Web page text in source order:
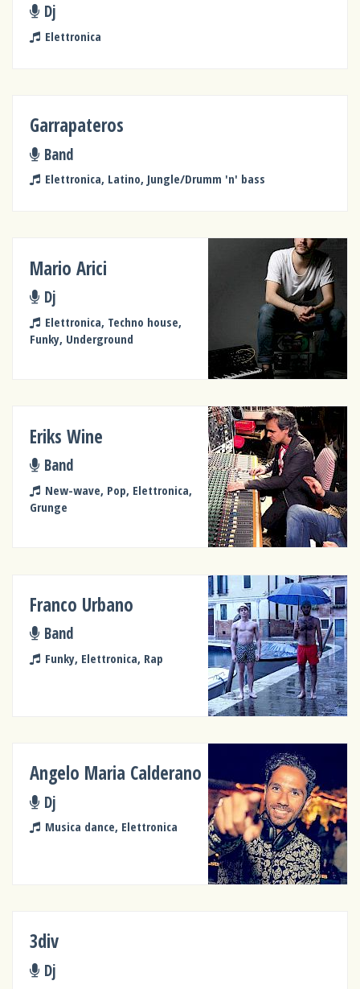
Dj
Elettronica
Garrapateros
Band
Elettronica, Latino, Jungle/Drumm 'n' bass
Mario Arici
Dj
Elettronica, Techno house,
Funky, Underground
Eriks Wine
Band
New-wave, Pop, Elettronica,
Grunge
Franco Urbano
Band
Funky, Elettronica, Rap
Angelo Maria Calderano
Dj
Musica dance, Elettronica
3div
Dj